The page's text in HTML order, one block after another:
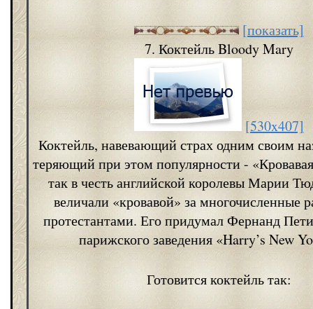
[показать]
7. Коктейль Bloody Mary
[530x407]
Коктейль, навевающий страх одним своим
теряющий при этом популярности -
так в честь английской королевы Марии
величали «кровавой» за многочисленные
протестантами. Его придумал Фернанд
парижского заведения «Harry’s New
Готовится коктейль так: